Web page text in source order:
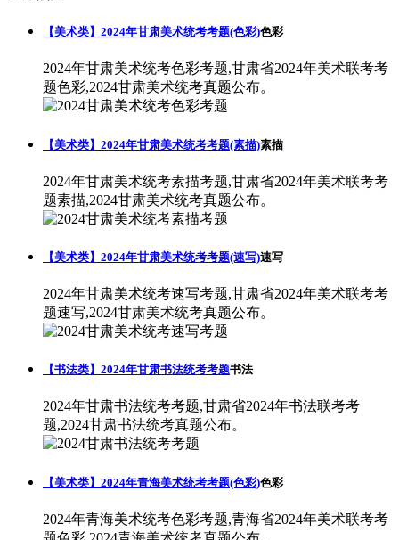
【美术类】2024年甘肃美术统考考题(色彩)色彩
2024年甘肃美术统考色彩考题,甘肃省2024年美术联考考
题色彩,2024甘肃美术统考真题公布。
【美术类】2024年甘肃美术统考考题(素描)素描
2024年甘肃美术统考素描考题,甘肃省2024年美术联考考
题素描,2024甘肃美术统考真题公布。
【美术类】2024年甘肃美术统考考题(速写)速写
2024年甘肃美术统考速写考题,甘肃省2024年美术联考考
题速写,2024甘肃美术统考真题公布。
【书法类】2024年甘肃书法统考考题书法
2024年甘肃书法统考考题,甘肃省2024年书法联考考
题,2024甘肃书法统考真题公布。
【美术类】2024年青海美术统考考题(色彩)色彩
2024年青海美术统考色彩考题,青海省2024年美术联考考